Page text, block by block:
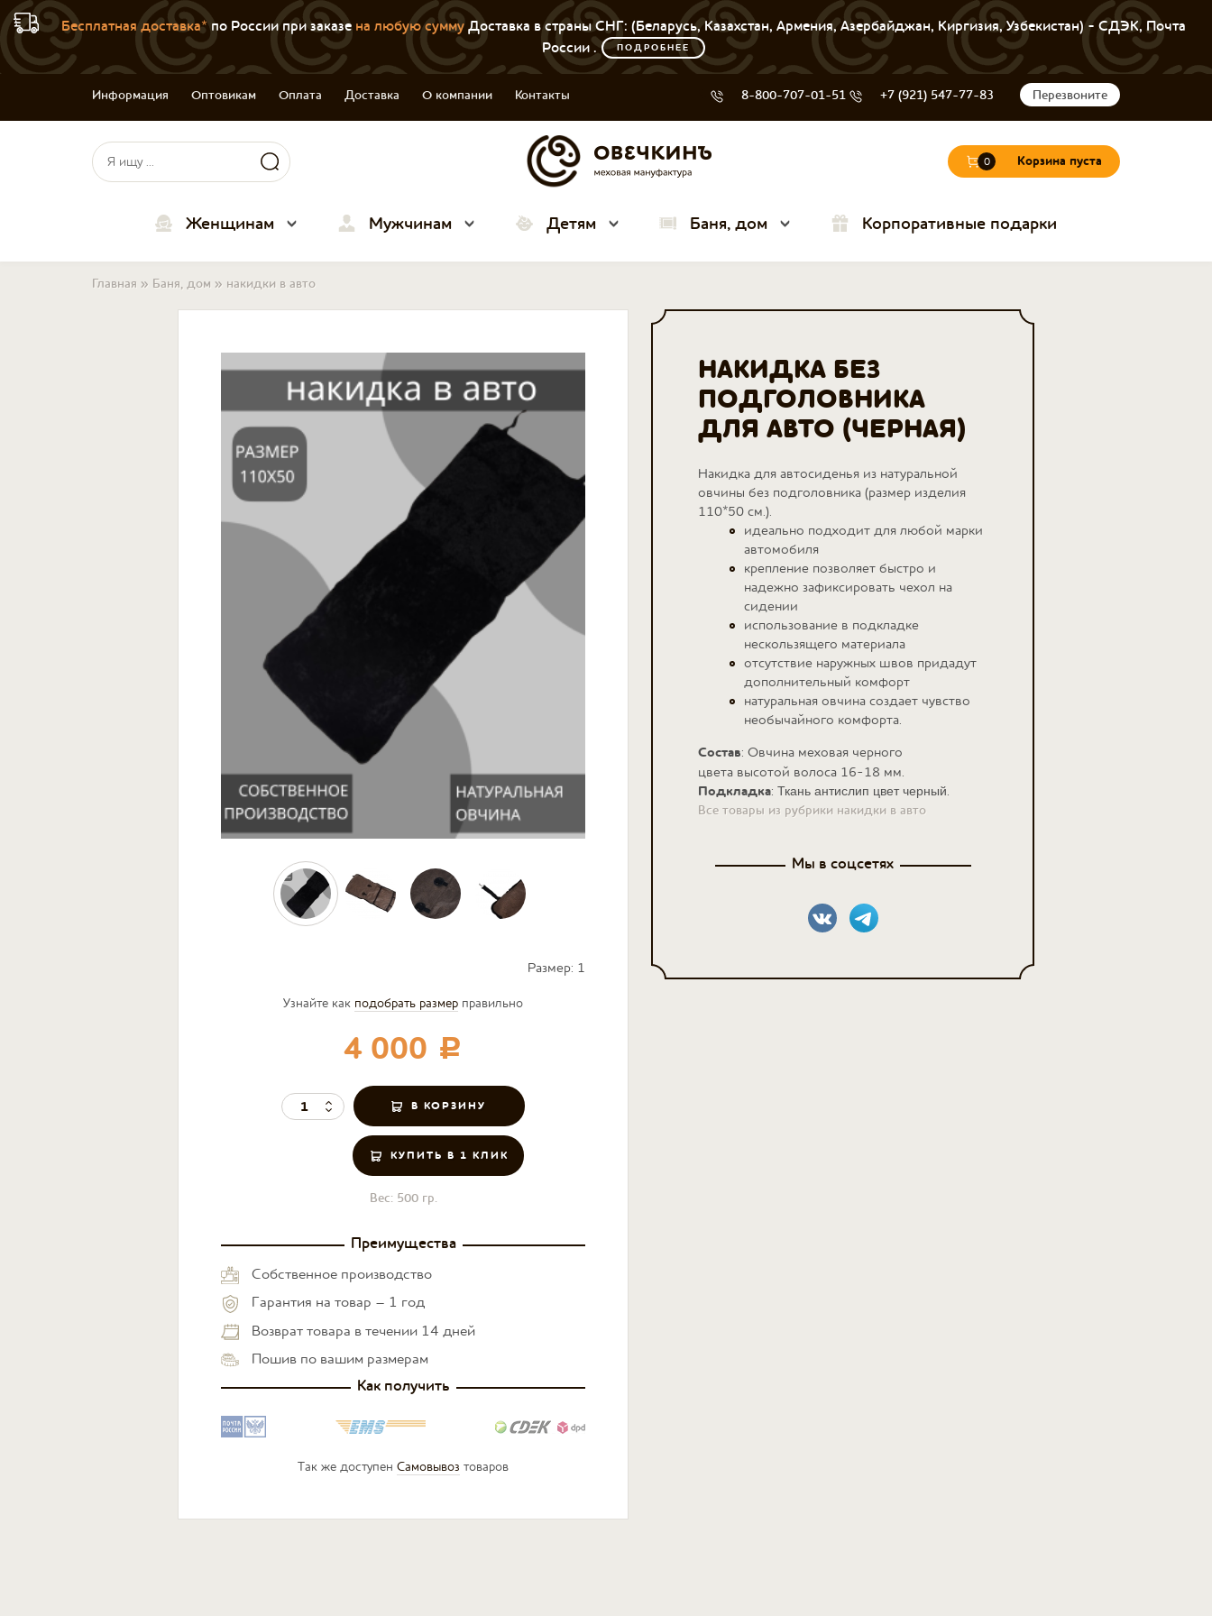
Бесплатная доставка*по России при заказе на любую суммуДоставка в страны СНГ: (Беларусь, Казахстан, Армения, Азербайджан, Киргизия, Узбекистан) - СДЭК, Почта
России .
ПОДРОБНЕЕ
Информация Оптовикам Оплата Доставка О компании Контакты 8-800-707-01-51 +7 (921) 547-77-83 Перезвоните
Форма поиска
Поиск
0 Корзина пуста
Женщинам Мужчинам Детям Баня, дом Корпоративные подарки
Вы здесь
Главная » Баня, дом » накидки в авто
Узнайте как подобрать размер правильно
4 000 c
КУПИТЬ В 1 КЛИК
Размер: 1
Вес: 500 гр.
Преимущества
Собственное производство
Гарантия на товар – 1 год
Возврат товара в течении 14 дней
Пошив по вашим размерам
Как получить
Так же доступен Самовывоз товаров
НАКИДКА БЕЗ
ПОДГОЛОВНИКА
ДЛЯ АВТО (ЧЕРНАЯ)
Накидка для автосиденья из натуральной
овчины без подголовника (размер изделия
110*50 см.).
идеально подходит для любой марки
автомобиля
крепление позволяет быстро и
надежно зафиксировать чехол на
сидении
использование в подкладке
нескользящего материала
отсутствие наружных швов придадут
дополнительный комфорт
натуральная овчина создает чувство
необычайного комфорта.
Состав: Овчина меховая черного
цвета высотой волоса 16-18 мм.
Подкладка: Ткань антислип цвет черный
Все товары из рубрики накидки в авто
Мы в соцсетях